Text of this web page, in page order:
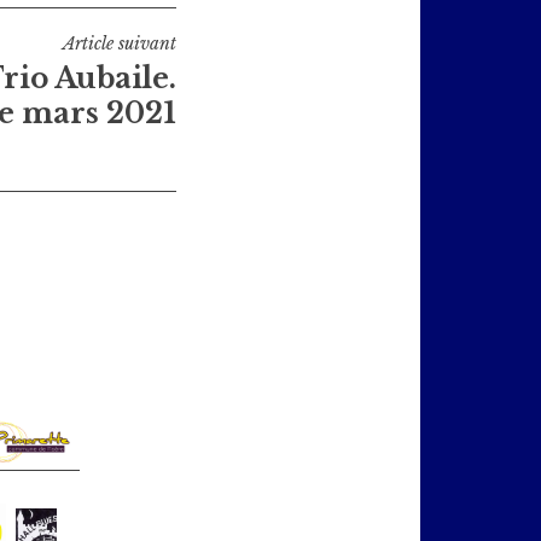
Article suivant
Aubaile.
mars 2021